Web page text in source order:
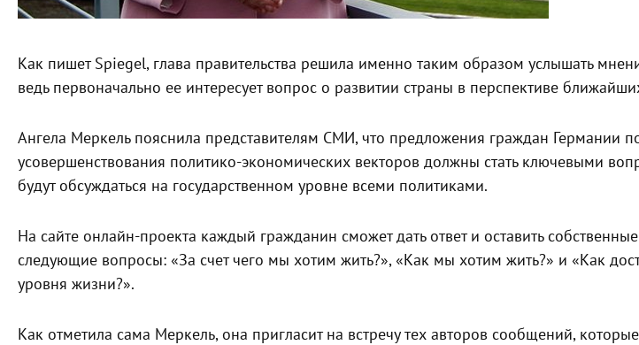
Как пишет Spiegel, глава правительства решила именно таким образом услышать
ведь первоначально ее интересует вопрос о развитии страны в перспективе
Ангела Меркель пояснила представителям СМИ, что предложения граждан Германии
усовершенствования политико-экономических векторов должны стать ключевыми
будут обсуждаться на государственном уровне всеми политиками.
На сайте онлайн-проекта каждый гражданин сможет дать ответ и оставить
следующие вопросы: «За счет чего мы хотим жить?», «Как мы хотим жить?» и «Как
уровня жизни?».
Как отметила сама Меркель, она пригласит на встречу тех авторов сообщений,